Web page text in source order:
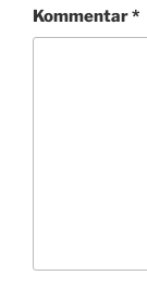
Kommentar*